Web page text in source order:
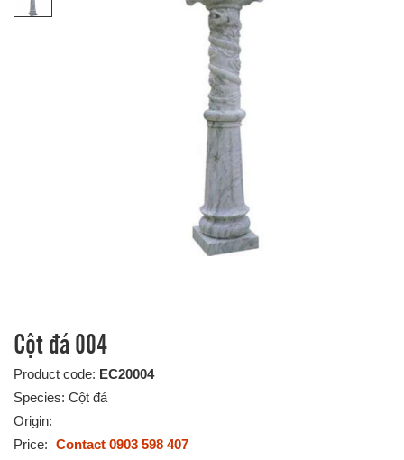
Cột đá 004
Product code: EC20004
Species: Cột đá
Origin:
Price: Contact 0903 598 407